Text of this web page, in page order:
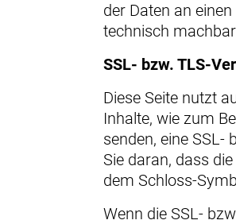
der Daten an
technisch
SSL- bzw. TLS-
Diese Seite nutzt
Inhalte, wie zum
senden, eine SSL-
Sie daran, dass
dem Schloss-
Wenn die SSL-